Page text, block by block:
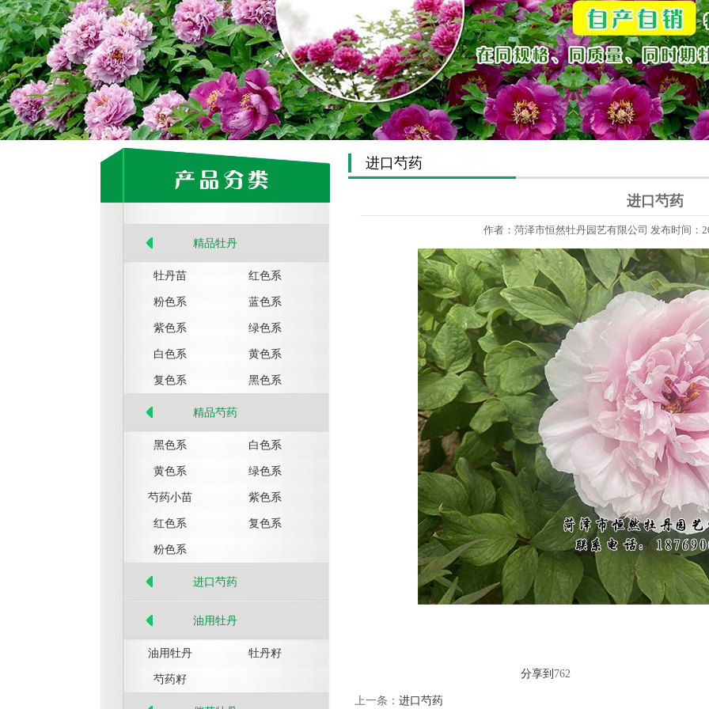
精品牡丹
牡丹苗 红色系
粉色系 蓝色系
紫色系 绿色系
白色系 黄色系
复色系 黑色系
精品芍药
黑色系 白色系
黄色系 绿色系
芍药小苗 紫色系
红色系 复色系
粉色系
进口芍药
油用牡丹
油用牡丹 牡丹籽
芍药籽
进口芍药
进口芍药
作者：菏泽市恒然牡丹园艺有限公司 发布时间：
分享到 762
上一条： 进口芍药